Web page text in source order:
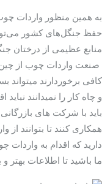
به همین منظور واردات
حفظ جنگل‌های کشور
منابع عظیمی از درختان
صنعت واردات چوب از چین
کافی برخوردارند می­تواند
و چاه کار را نمی­دانند نباید
باید با شرکت­ های بازرگانی
همکاری کنند تا بتوانند
دارید که اقدام به واردات
ما باشید تا اطلاعات